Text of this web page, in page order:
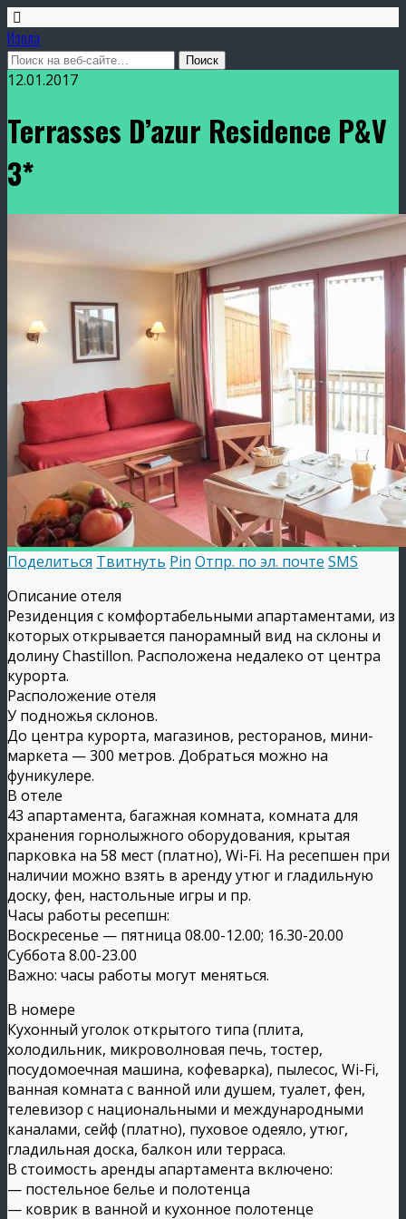
Изола
12.01.2017
Terrasses D’azur Residence P&V
3*
Поделиться Твитнуть Pin Отпр. по эл. почте SMS
Описание отеля
Резиденция с комфортабельными апартаментами, из
которых открывается панорамный вид на склоны и
долину Chastillon. Расположена недалеко от центра
курорта.
Расположение отеля
У подножья склонов.
До центра курорта, магазинов, ресторанов, мини-
маркета — 300 метров. Добраться можно на
фуникулере.
В отеле
43 апартамента, багажная комната, комната для
хранения горнолыжного оборудования, крытая
парковка на 58 мест (платно), Wi-Fi. На ресепшен при
наличии можно взять в аренду утюг и гладильную
доску, фен, настольные игры и пр.
Часы работы ресепшн:
Воскресенье — пятница 08.00-12.00; 16.30-20.00
Суббота 8.00-23.00
Важно: часы работы могут меняться.
В номере
Кухонный уголок открытого типа (плита,
холодильник, микроволновая печь, тостер,
посудомоечная машина, кофеварка), пылесос, Wi-Fi,
ванная комната с ванной или душем, туалет, фен,
телевизор с национальными и международными
каналами, сейф (платно), пуховое одеяло, утюг,
гладильная доска, балкон или терраса.
В стоимость аренды апартамента включено:
— постельное белье и полотенца
— коврик в ванной и кухонное полотенце